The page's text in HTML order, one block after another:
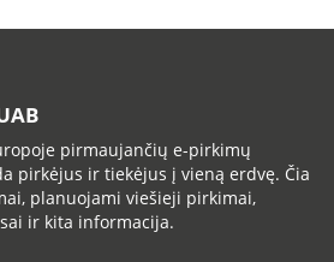
pirmaujančių e-pirkimų
pirkėjus ir tiekėjus į vieną erdvę. Čia
planuojami viešieji pirkimai,
ir kita informacija.